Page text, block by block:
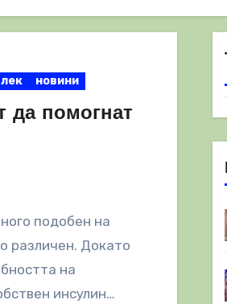
лек новини
да помогнат
подобен на
различен. Докато
на
инсулин…